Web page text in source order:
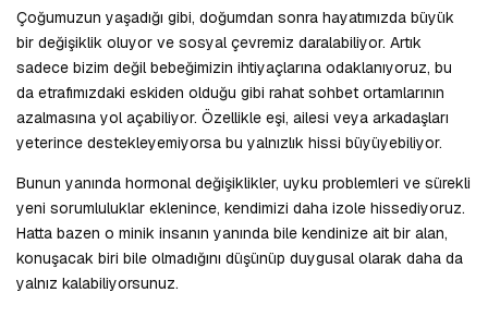
Çoğumuzun yaşadığı gibi, doğumdan sonra hayatımızda büyük
bir değişiklik oluyor ve sosyal çevremiz daralabiliyor. Artık
sadece bizim değil bebeğimizin ihtiyaçlarına odaklanıyoruz, bu
da etrafımızdaki eskiden olduğu gibi rahat sohbet ortamlarının
azalmasına yol açabiliyor. Özellikle eşi, ailesi veya arkadaşları
yeterince destekleyemiyorsa bu yalnızlık hissi büyüyebiliyor.
Bunun yanında hormonal değişiklikler, uyku problemleri ve sürekli
yeni sorumluluklar eklenince, kendimizi daha izole hissediyoruz.
Hatta bazen o minik insanın yanında bile kendinize ait bir alan,
konuşacak biri bile olmadığını düşünüp duygusal olarak daha da
yalnız kalabiliyorsunuz.